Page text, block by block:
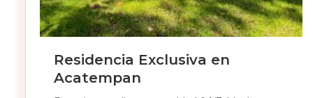
Residencia Exclusiva en
Acatempan